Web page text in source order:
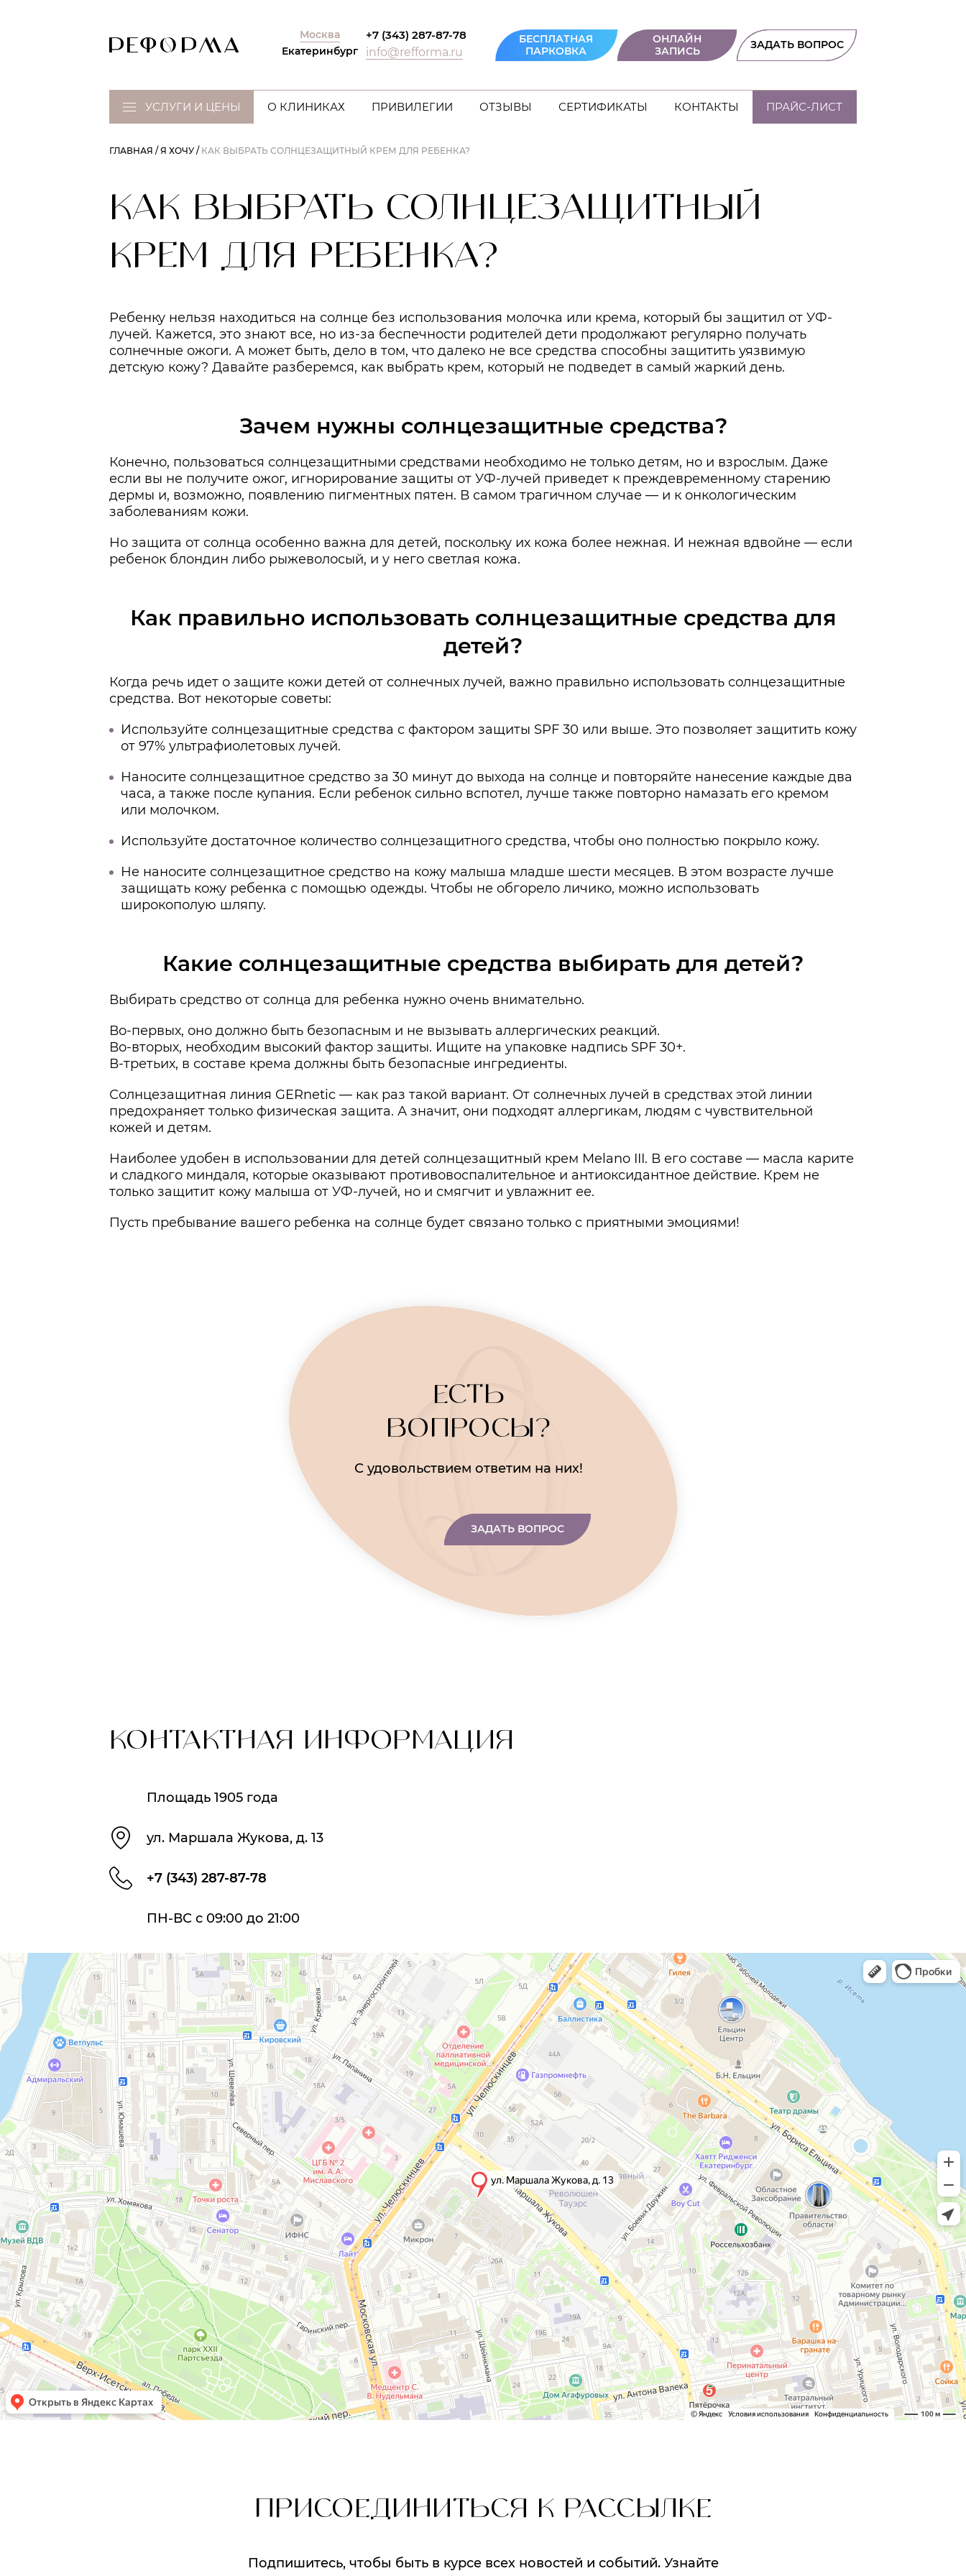
Москва
Екатеринбург
+7 (343) 287-87-78
info@refforma.ru
БЕСПЛАТНАЯ
ПАРКОВКА
ОНЛАЙН
ЗАПИСЬ
ЗАДАТЬ ВОПРОС
УСЛУГИ И ЦЕНЫ О КЛИНИКАХ ПРИВИЛЕГИИ ОТЗЫВЫ СЕРТИФИКАТЫ КОНТАКТЫ ПРАЙС-ЛИСТ
ГЛАВНАЯ Я ХОЧУ КАК ВЫБРАТЬ СОЛНЦЕЗАЩИТНЫЙ КРЕМ ДЛЯ РЕБЕНКА?
КАК ВЫБРАТЬ СОЛНЦЕЗАЩИТНЫЙ
КРЕМ ДЛЯ РЕБЕНКА?
Ребенку нельзя находиться на солнце без использования молочка или крема, который бы защитил от УФ-
лучей. Кажется, это знают все, но из-за беспечности родителей дети продолжают регулярно получать
солнечные ожоги. А может быть, дело в том, что далеко не все средства способны защитить уязвимую
детскую кожу? Давайте разберемся, как выбрать крем, который не подведет в самый жаркий день.
Зачем нужны солнцезащитные средства?
Конечно, пользоваться солнцезащитными средствами необходимо не только детям, но и взрослым. Даже
если вы не получите ожог, игнорирование защиты от УФ-лучей приведет к преждевременному старению
дермы и, возможно, появлению пигментных пятен. В самом трагичном случае — и к онкологическим
заболеваниям кожи.
Но защита от солнца особенно важна для детей, поскольку их кожа более нежная. И нежная вдвойне — если
ребенок блондин либо рыжеволосый, и у него светлая кожа.
Как правильно использовать солнцезащитные средства для
детей?
Когда речь идет о защите кожи детей от солнечных лучей, важно правильно использовать солнцезащитные
средства. Вот некоторые советы:
Используйте солнцезащитные средства с фактором защиты SPF 30 или выше. Это позволяет защитить кожу
от 97% ультрафиолетовых лучей.
Наносите солнцезащитное средство за 30 минут до выхода на солнце и повторяйте нанесение каждые два
часа, а также после купания. Если ребенок сильно вспотел, лучше также повторно намазать его кремом
или молочком.
Используйте достаточное количество солнцезащитного средства, чтобы оно полностью покрыло кожу.
Не наносите солнцезащитное средство на кожу малыша младше шести месяцев. В этом возрасте лучше
защищать кожу ребенка с помощью одежды. Чтобы не обгорело личико, можно использовать
широкополую шляпу.
Какие солнцезащитные средства выбирать для детей?
Выбирать средство от солнца для ребенка нужно очень внимательно.
Во-первых, оно должно быть безопасным и не вызывать аллергических реакций.
Во-вторых, необходим высокий фактор защиты. Ищите на упаковке надпись SPF 30+.
В-третьих, в составе крема должны быть безопасные ингредиенты.
Солнцезащитная линия GERnetic — как раз такой вариант. От солнечных лучей в средствах этой линии
предохраняет только физическая защита. А значит, они подходят аллергикам, людям с чувствительной
кожей и детям.
Наиболее удобен в использовании для детей солнцезащитный крем Melano III. В его составе — масла карите
и сладкого миндаля, которые оказывают противовоспалительное и антиоксидантное действие. Крем не
только защитит кожу малыша от УФ-лучей, но и смягчит и увлажнит ее.
Пусть пребывание вашего ребенка на солнце будет связано только с приятными эмоциями!
ЕСТЬ
ВОПРОСЫ?
С удовольствием ответим на них!
ЗАДАТЬ ВОПРОС
КОНТАКТНАЯ ИНФОРМАЦИЯ
Площадь 1905 года
ул. Маршала Жукова, д. 13
+7 (343) 287-87-78
ПН-ВС с 09:00 до 21:00
ПРИСОЕДИНИТЬСЯ К РАССЫЛКЕ
Подпишитесь, чтобы быть в курсе всех новостей и событий. Узнайте